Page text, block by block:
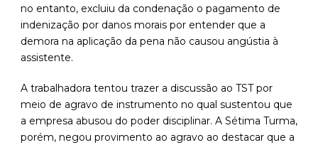
no entanto, excluiu da condenação o pagamento de
indenização por danos morais por entender que a
demora na aplicação da pena não causou angústia à
assistente.
A trabalhadora tentou trazer a discussão ao TST por
meio de agravo de instrumento no qual sustentou que
a empresa abusou do poder disciplinar. A Sétima Turma,
porém, negou provimento ao agravo ao destacar que a